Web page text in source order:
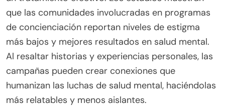
discriminación, obstaculizar el acceso al
tratamiento y perpetuar el aislamiento. Este
estigma a menudo conduce a oportunidades
laborales reducidas y mayores costos de atención
médica. Las personas con trastornos de salud
mental pueden experimentar rechazo social, lo que
agrava sus condiciones. Como resultado, abordar